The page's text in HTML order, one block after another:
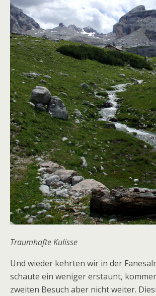
Traumhafte Kulisse
Und wieder kehrten wir in der
schaute ein weniger erstaunt,
zweiten Besuch aber nicht weiter.